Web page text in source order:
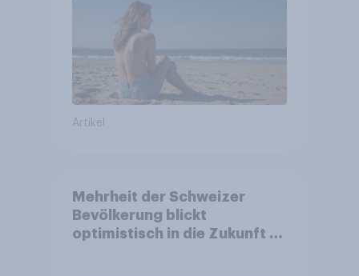
Artikel
Mehrheit der Schweizer
Bevölkerung blickt
optimistisch in die Zukunft –